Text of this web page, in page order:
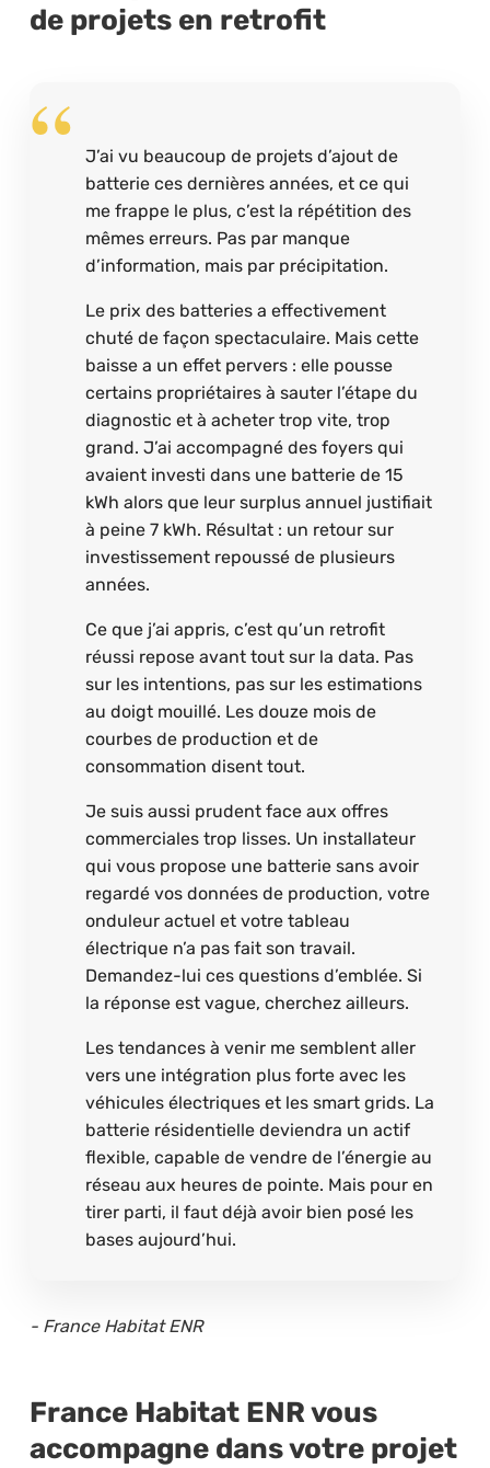
de projets en retrofit
J’ai vu beaucoup de projets d’ajout de
batterie ces dernières années, et ce qui
me frappe le plus, c’est la répétition des
mêmes erreurs. Pas par manque
d’information, mais par précipitation.
Le prix des batteries a effectivement
chuté de façon spectaculaire. Mais cette
baisse a un effet pervers : elle pousse
certains propriétaires à sauter l’étape du
diagnostic et à acheter trop vite, trop
grand. J’ai accompagné des foyers qui
avaient investi dans une batterie de 15
kWh alors que leur surplus annuel justifiait
à peine 7 kWh. Résultat : un retour sur
investissement repoussé de plusieurs
années.
Ce que j’ai appris, c’est qu’un retrofit
réussi repose avant tout sur la data. Pas
sur les intentions, pas sur les estimations
au doigt mouillé. Les douze mois de
courbes de production et de
consommation disent tout.
Je suis aussi prudent face aux offres
commerciales trop lisses. Un installateur
qui vous propose une batterie sans avoir
regardé vos données de production, votre
onduleur actuel et votre tableau
électrique n’a pas fait son travail.
Demandez-lui ces questions d’emblée. Si
la réponse est vague, cherchez ailleurs.
Les tendances à venir me semblent aller
vers une intégration plus forte avec les
véhicules électriques et les smart grids. La
batterie résidentielle deviendra un actif
flexible, capable de vendre de l’énergie au
réseau aux heures de pointe. Mais pour en
tirer parti, il faut déjà avoir bien posé les
bases aujourd’hui.
- France Habitat ENR
France Habitat ENR vous
accompagne dans votre projet